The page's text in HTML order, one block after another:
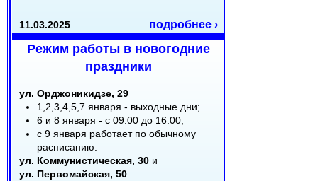
11.03.2025 подробнее ›
Режим работы в новогодние
праздники
ул. Орджоникидзе, 29
1,2,3,4,5,7 января - выходные дни;
6 и 8 января - с 09:00 до 16:00;
с 9 января работает по обычному
расписанию.
ул. Коммунистическая, 30 и
ул. Первомайская, 50